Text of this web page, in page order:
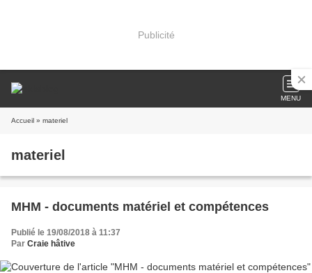
Publicité
MENU
Accueil » materiel
materiel
MHM - documents matériel et compétences
Publié le 19/08/2018 à 11:37
Par Craie hâtive